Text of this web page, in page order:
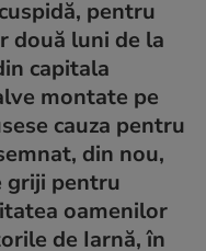
pentru
două luni de la
capitala
montate pe
cauza pentru
din nou,
griji pentru
oamenilor
de Iarnă, în